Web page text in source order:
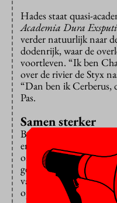
Hades staat quasi-
Academia Dura
verder natuurlijk naar
dodenrijk, waar de
voortleven. “Ik ben
over de rivier de Styx
“Dan ben ik Cerberus,
Pas.
Samen sterker
Beiden werkten bij de
en zijn, vanwege de
ontslag. Er is een
geroepen om
van ander geschikt
oprichters een